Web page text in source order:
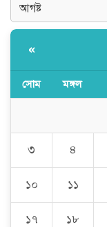
«
সোম মঙ্গল
৩ ৪
১০ ১১
১৭ ১৮